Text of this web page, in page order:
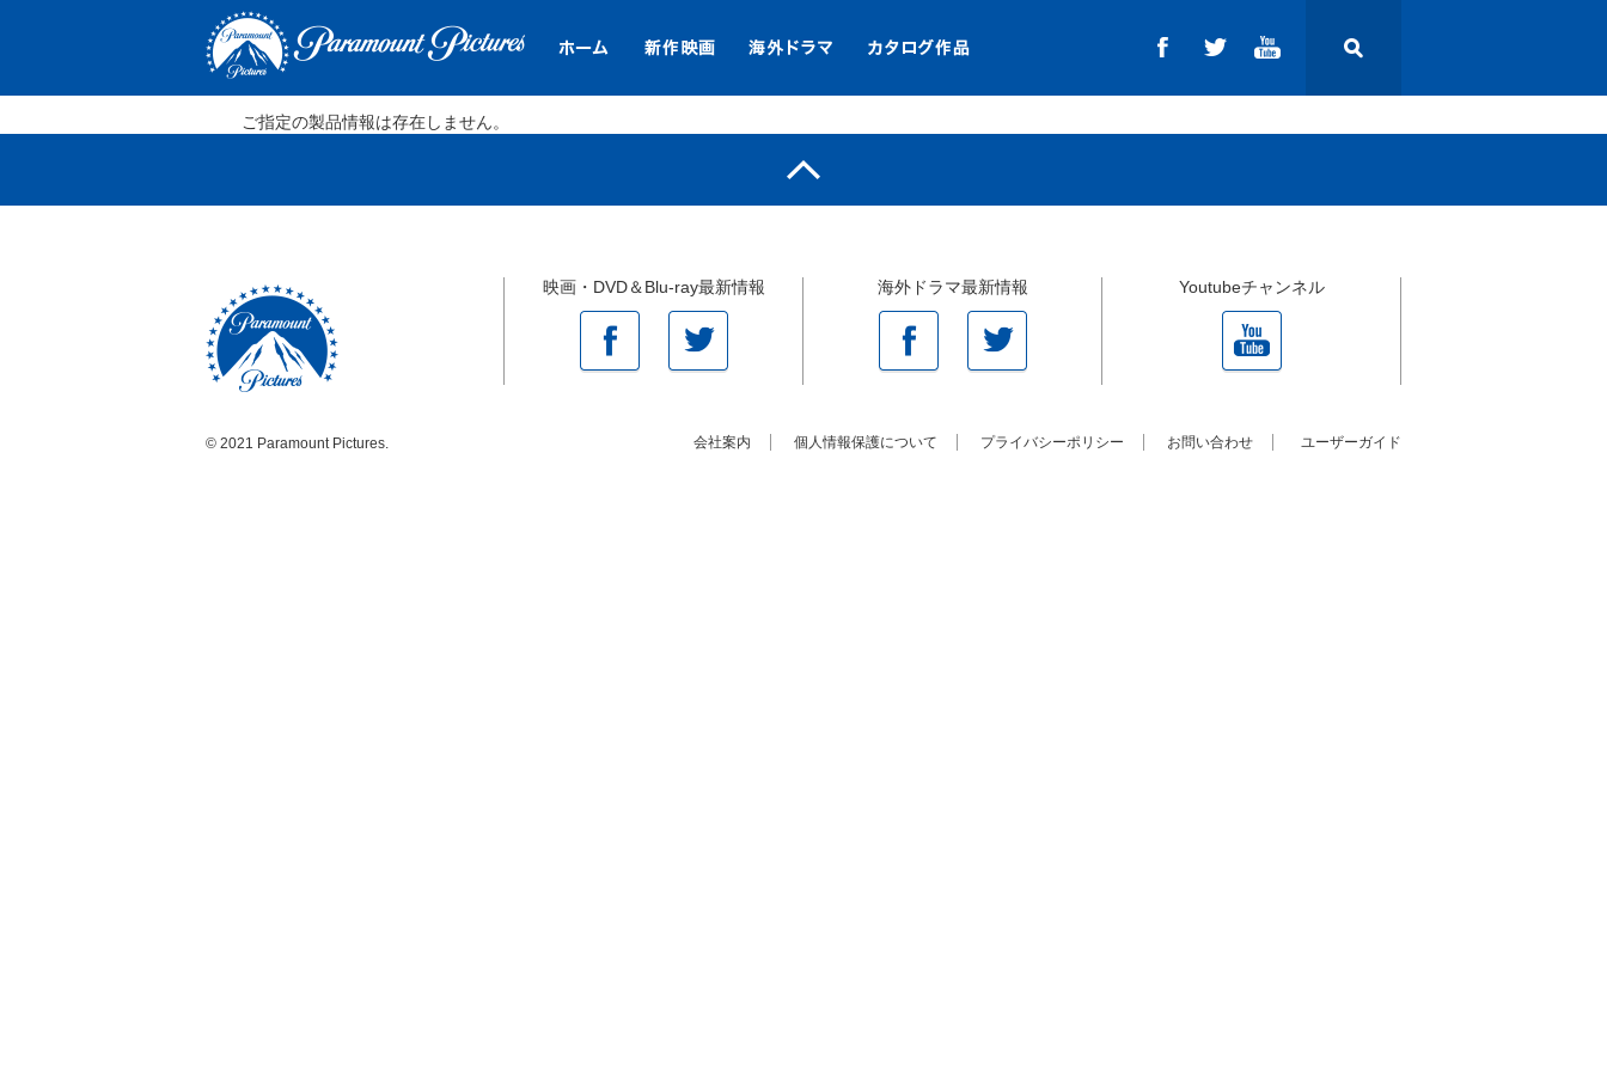
ご指定の製品情報は存在しません。
映画・DVD＆Blu-ray最新情報 海外ドラマ最新情報 Youtubeチャンネル
© 2021 Paramount Pictures. 会社案内 個人情報保護について プライバシーポリシー お問い合わせ ユーザーガイド